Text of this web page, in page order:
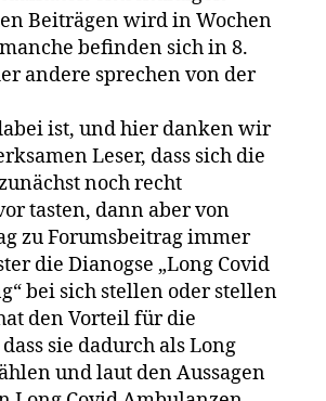
Beiträgen wird in Wochen
befinden sich in 8.
andere sprechen von der
ist, und hier danken wir
Leser, dass sich die
noch recht
tasten, dann aber von
zu Forumsbeitrag immer
die Dianogse „Long Covid
bei sich stellen oder stellen
den Vorteil für die
sie dadurch als Long
und laut den Aussagen